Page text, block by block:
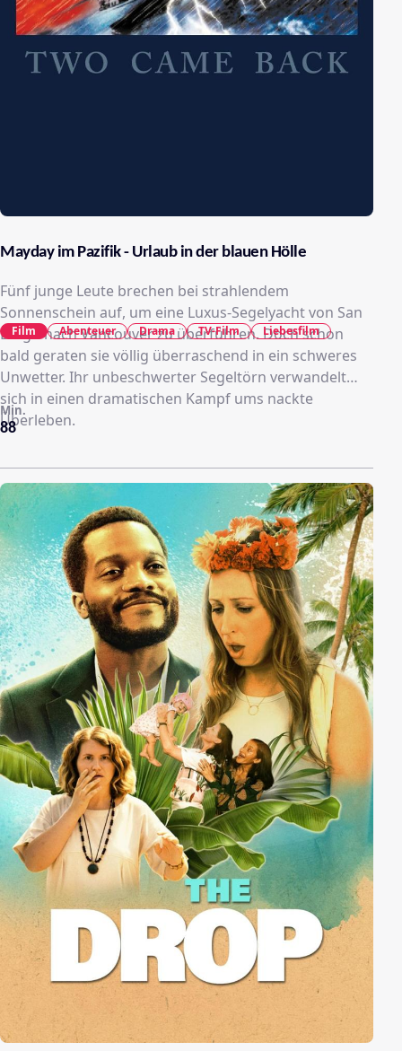
Mayday im Pazifik - Urlaub in der blauen Hölle
Fünf junge Leute brechen bei strahlendem
Sonnenschein auf, um eine Luxus-Segelyacht von San
Diego nach Vancouver zu überführen. Doch schon
bald geraten sie völlig überraschend in ein schweres
Unwetter. Ihr unbeschwerter Segeltörn verwandelt
sich in einen dramatischen Kampf ums nackte
Überleben.
88
Min.
Film Abenteuer Drama TV-Film Liebesfilm